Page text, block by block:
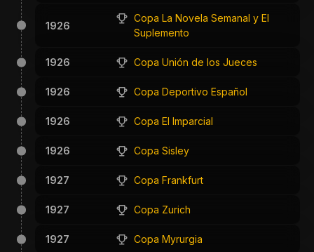
1926
Copa La Novela Semanal y El
Suplemento
1926 Copa Unión de los Jueces
1926 Copa Deportivo Español
1926 Copa El Imparcial
1926 Copa Sisley
1927 Copa Frankfurt
1927 Copa Zurich
1927 Copa Myrurgia